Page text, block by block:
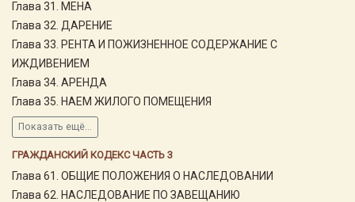
Глава 31. МЕНА
Глава 32. ДАРЕНИЕ
Глава 33. РЕНТА И ПОЖИЗНЕННОЕ СОДЕРЖАНИЕ С
ИЖДИВЕНИЕМ
Глава 34. АРЕНДА
Глава 35. НАЕМ ЖИЛОГО ПОМЕЩЕНИЯ
Показать ещё...
ГРАЖДАНСКИЙ КОДЕКС ЧАСТЬ 3
Глава 61. ОБЩИЕ ПОЛОЖЕНИЯ О НАСЛЕДОВАНИИ
Глава 62. НАСЛЕДОВАНИЕ ПО ЗАВЕЩАНИЮ